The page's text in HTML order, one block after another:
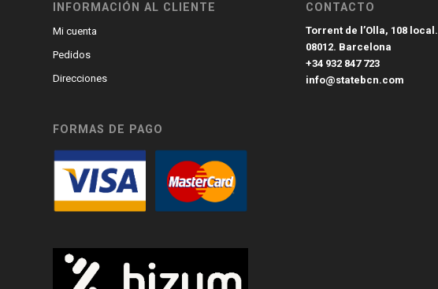
INFORMACIÓN AL CLIENTE
Mi cuenta
Pedidos
Direcciones
FORMAS DE PAGO
CONTACTO
Torrent de l’Olla, 108 local.
08012. Barcelona
+34 932 847 723
info@statebcn.com